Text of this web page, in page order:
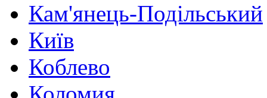
Кам'янець-Подільський
Київ
Коблево